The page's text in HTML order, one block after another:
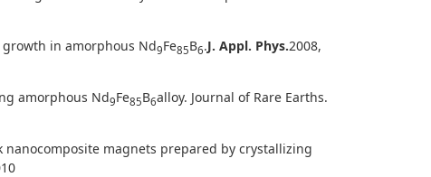
growth in amorphous Nd9Fe85B6.J. Appl. Phys.2008,
amorphous Nd9Fe85B6alloy. Journal of Rare Earths.
magnets prepared by crystallizing